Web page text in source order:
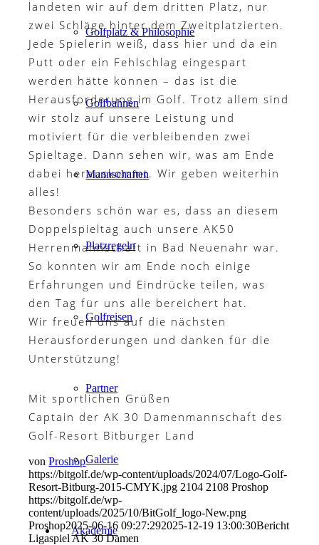
Golfplatz & Philosophie
Golfbahnen
Mannschaften
Platzregeln
Golfreisen
Partner
Galerie
Akademie
landeten wir auf dem dritten Platz, nur
zwei Schläge hinter dem Zweitplatzierten.
Jede Spielerin weiß, dass hier und da ein
Putt oder ein Fehlschlag eingespart
werden hätte können – das ist die
Herausforderung im Golf. Trotz allem sind
wir stolz auf unsere Leistung und
motiviert für die verbleibenden zwei
Spieltage. Dann sehen wir, was am Ende
dabei herauskommt. Wir geben weiterhin
alles!
Besonders schön war es, dass an diesem
Doppelspieltag auch unsere AK50
Herrenmannschaft in Bad Neuenahr war.
So konnten wir am Ende noch einige
Erfahrungen und Eindrücke teilen, was
den Tag für uns alle bereichert hat.
Wir freuen uns auf die nächsten
Herausforderungen und danken für die
Unterstützung!
https://vca-
deutschland.de/downloads/
Mit sportlichen Grüßen
Captain der AK 30 Damenmannschaft des
Golf-Resort Bitburger Land
vonProshop
https://bitgolf.de/wp-content/uploads/2024/07/Logo-Golf-
Resort-Bitburg-2015-CMYK.jpg 2104 2108 Proshop
https://bitgolf.de/wp-
content/uploads/2025/10/BitGolf_logo-New.png
Proshop2025-06-16 09:27:292025-12-19 13:00:30Bericht
Ligaspiel AK 30 Damen